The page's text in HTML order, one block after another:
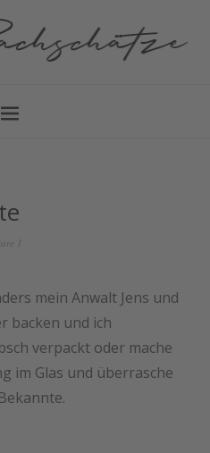
1
mein Anwalt Jens und
backen und ich
verpackt oder mache
im Glas und überrasche